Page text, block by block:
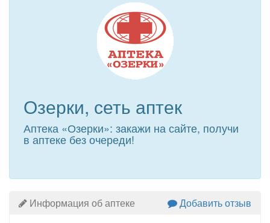
Озерки, сеть аптек
Аптека «Озерки»: закажи на сайте, получи
в аптеке без очереди!
Информация об аптеке Добавить отзыв